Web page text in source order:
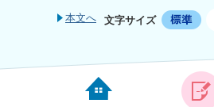
本文へ 文字サイズ